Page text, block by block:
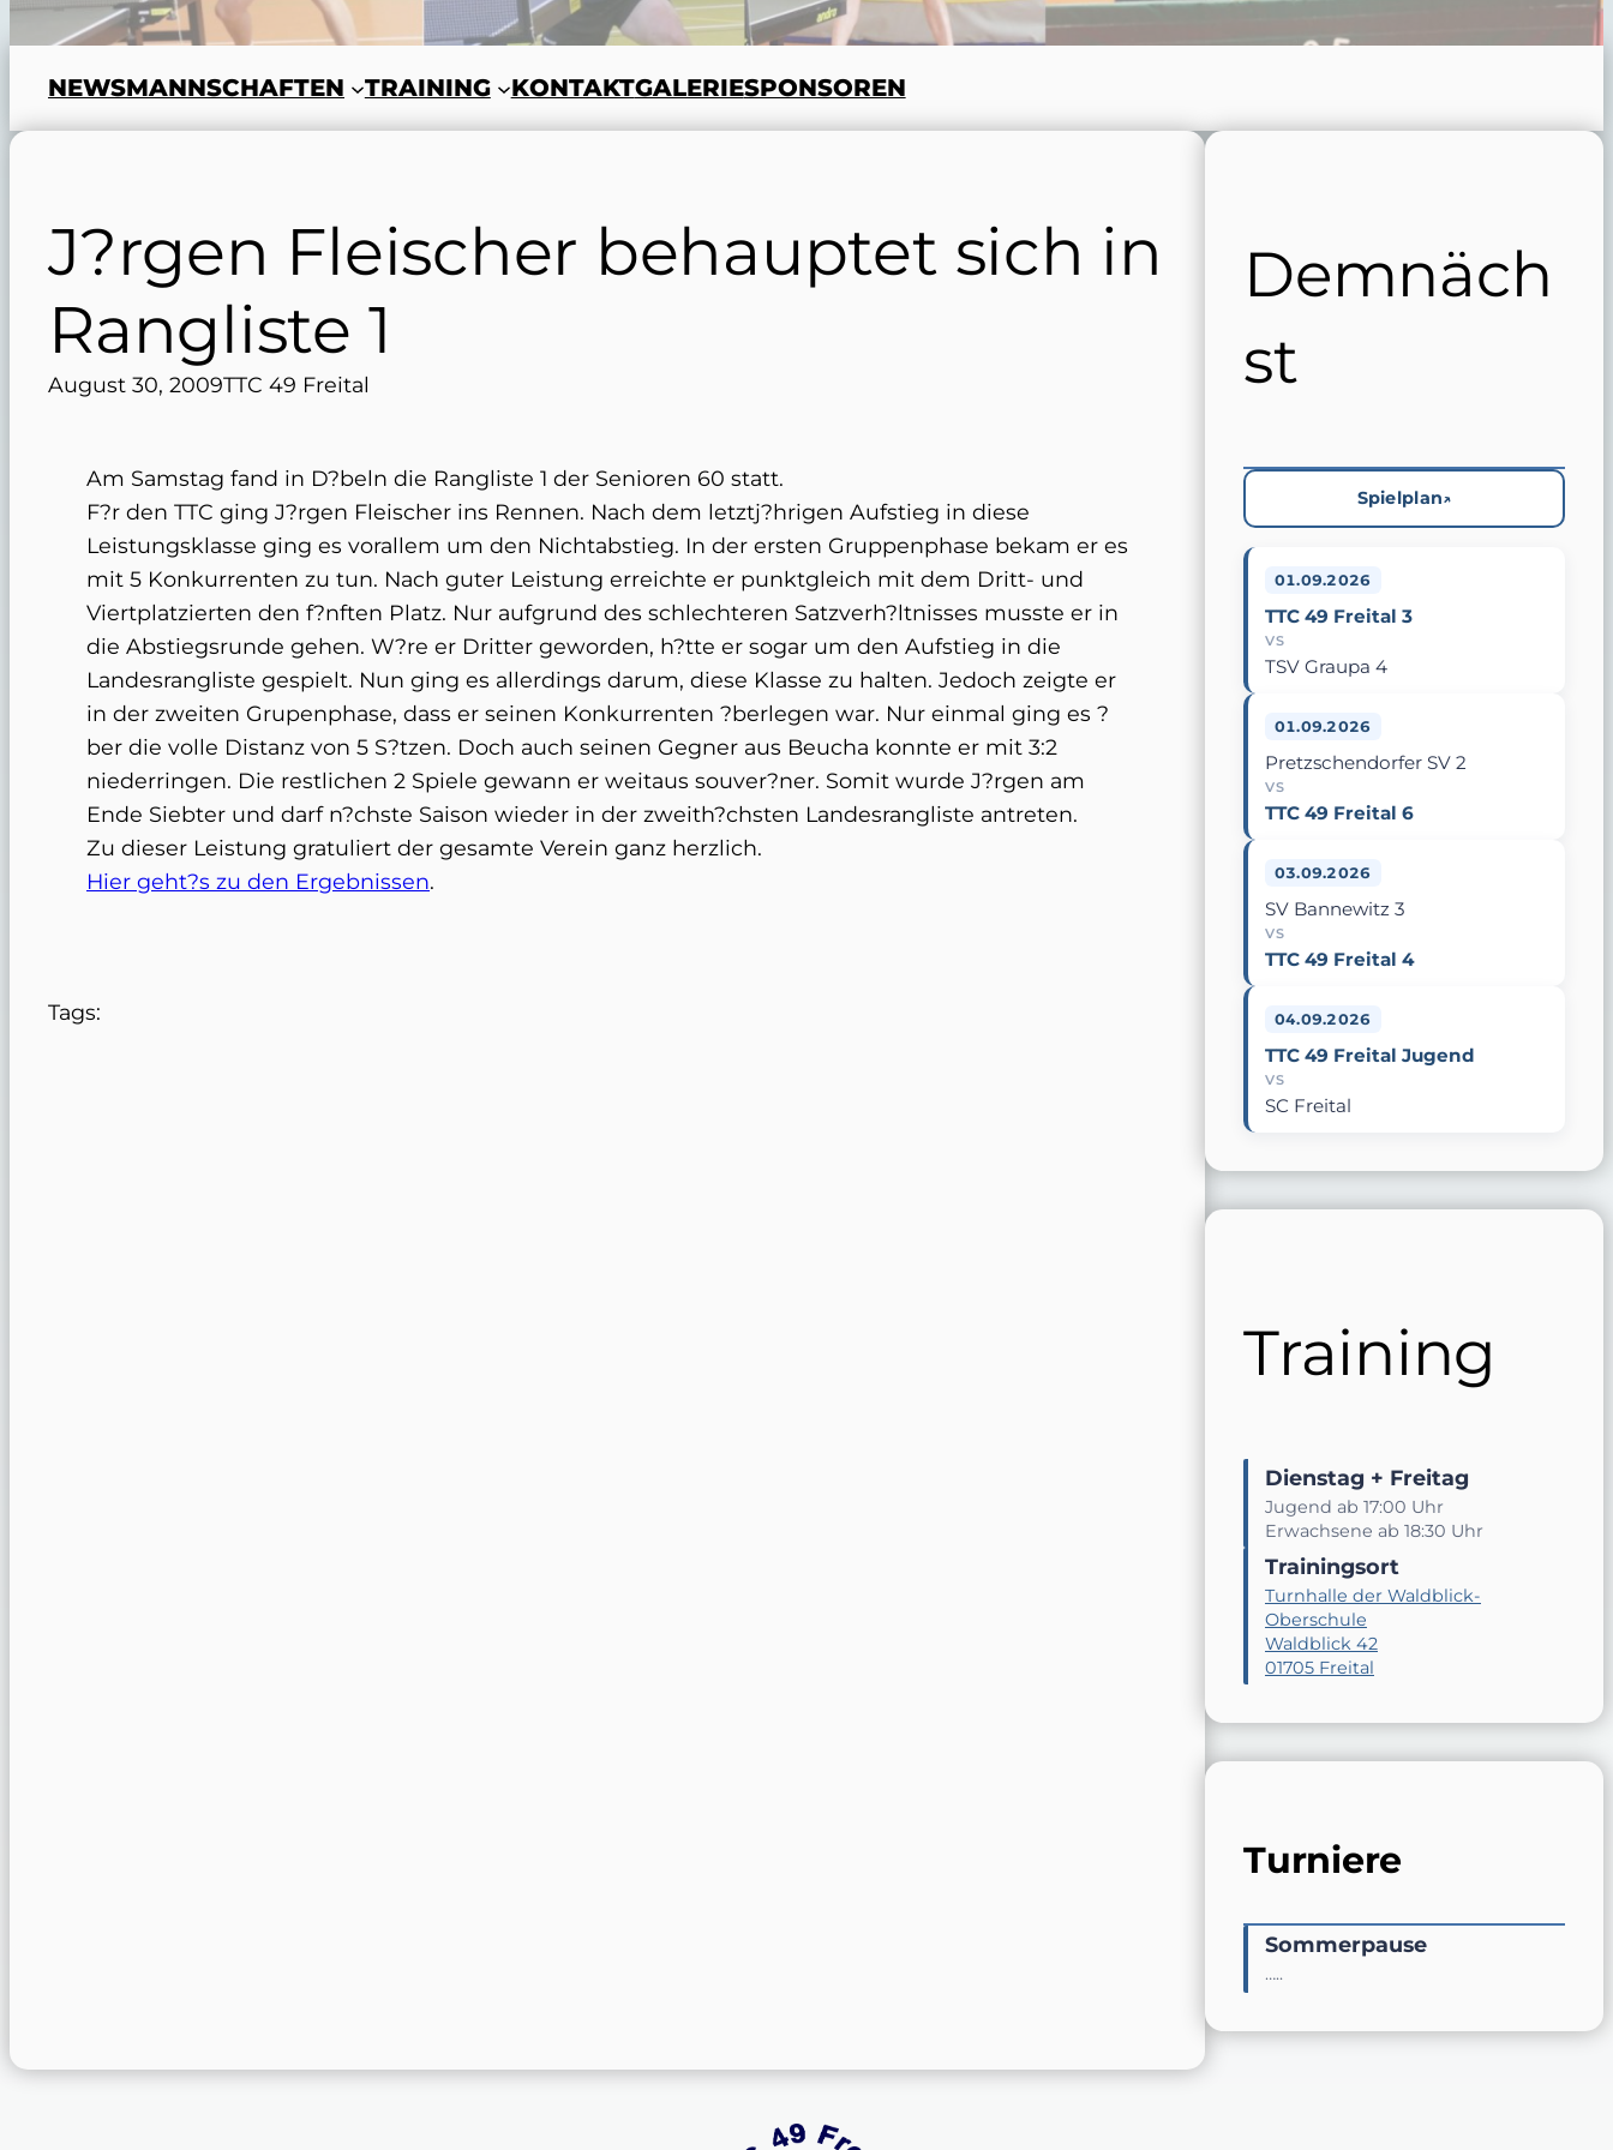
NEWSMANNSCHAFTEN TRAINING KONTAKTGALERIESPONSOREN
J?rgen Fleischer behauptet sich in
Rangliste 1
August 30, 2009TTC 49 Freital
Am Samstag fand in D?beln die Rangliste 1 der Senioren 60 statt.
F?r den TTC ging J?rgen Fleischer ins Rennen. Nach dem letztj?hrigen Aufstieg in diese
Leistungsklasse ging es vorallem um den Nichtabstieg. In der ersten Gruppenphase bekam er es
mit 5 Konkurrenten zu tun. Nach guter Leistung erreichte er punktgleich mit dem Dritt- und
Viertplatzierten den f?nften Platz. Nur aufgrund des schlechteren Satzverh?ltnisses musste er in
die Abstiegsrunde gehen. W?re er Dritter geworden, h?tte er sogar um den Aufstieg in die
Landesrangliste gespielt. Nun ging es allerdings darum, diese Klasse zu halten. Jedoch zeigte er
in der zweiten Grupenphase, dass er seinen Konkurrenten ?berlegen war. Nur einmal ging es ?
ber die volle Distanz von 5 S?tzen. Doch auch seinen Gegner aus Beucha konnte er mit 3:2
niederringen. Die restlichen 2 Spiele gewann er weitaus souver?ner. Somit wurde J?rgen am
Ende Siebter und darf n?chste Saison wieder in der zweith?chsten Landesrangliste antreten.
Zu dieser Leistung gratuliert der gesamte Verein ganz herzlich.
Hier geht?s zu den Ergebnissen.
Tags:
Demnäch
st
Spielplan
01.09.2026
TTC 49 Freital 3
VS
TSV Graupa 4
01.09.2026
Pretzschendorfer SV 2
VS
TTC 49 Freital 6
03.09.2026
SV Bannewitz 3
VS
TTC 49 Freital 4
04.09.2026
TTC 49 Freital Jugend
VS
SC Freital
Training
Dienstag + Freitag
Jugend ab 17:00 Uhr
Erwachsene ab 18:30 Uhr
Trainingsort
Turnhalle der Waldblick-
Oberschule
Waldblick 42
01705 Freital
Turniere
Sommerpause
…..